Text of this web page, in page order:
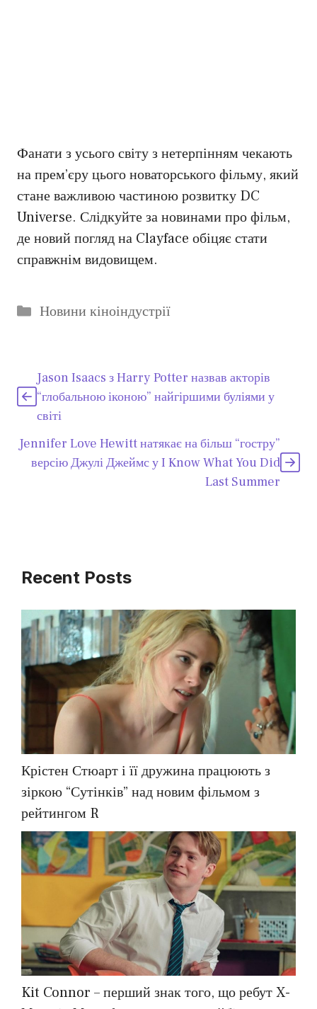
Фанати з усього світу з нетерпінням чекають
на прем’єру цього новаторського фільму, який
стане важливою частиною розвитку DC
Universe. Слідкуйте за новинами про фільм,
де новий погляд на Clayface обіцяє стати
справжнім видовищем.
Категорії
Новини кіноіндустрії
Jason Isaacs з Harry Potter назвав акторів
“глобальною іконою” найгіршими буліями у
світі
Jennifer Love Hewitt натякає на більш “гостру”
версію Джулі Джеймс у I Know What You Did
Last Summer
Recent Posts
Крістен Стюарт і її дружина працюють з
зіркою “Сутінків” над новим фільмом з
рейтингом R
Kit Connor – перший знак того, що ребут X-